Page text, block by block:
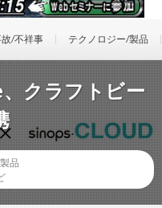
/不祥事 テクノロジー/製品
クラフトビー
品